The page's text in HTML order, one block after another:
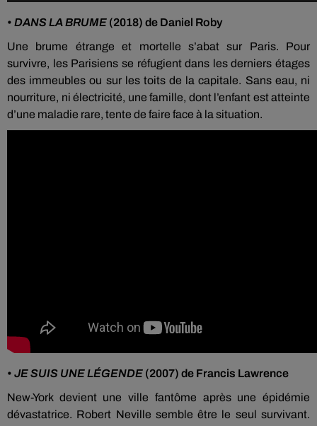
• DANS LA BRUME (2018) de Daniel Roby
Une brume étrange et mortelle s’abat sur Paris. Pour
survivre, les Parisiens se réfugient dans les derniers étages
des immeubles ou sur les toits de la capitale. Sans eau, ni
nourriture, ni électricité, une famille, dont l’enfant est atteinte
d’une maladie rare, tente de faire face à la situation.
• JE SUIS UNE LÉGENDE (2007) de Francis Lawrence
New-York devient une ville fantôme après une épidémie
dévastatrice. Robert Neville semble être le seul survivant.